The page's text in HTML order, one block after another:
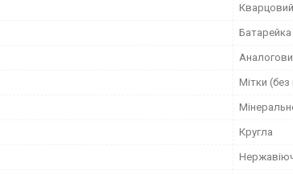
Кварцовий
Батарейка
Мітки
Кругла